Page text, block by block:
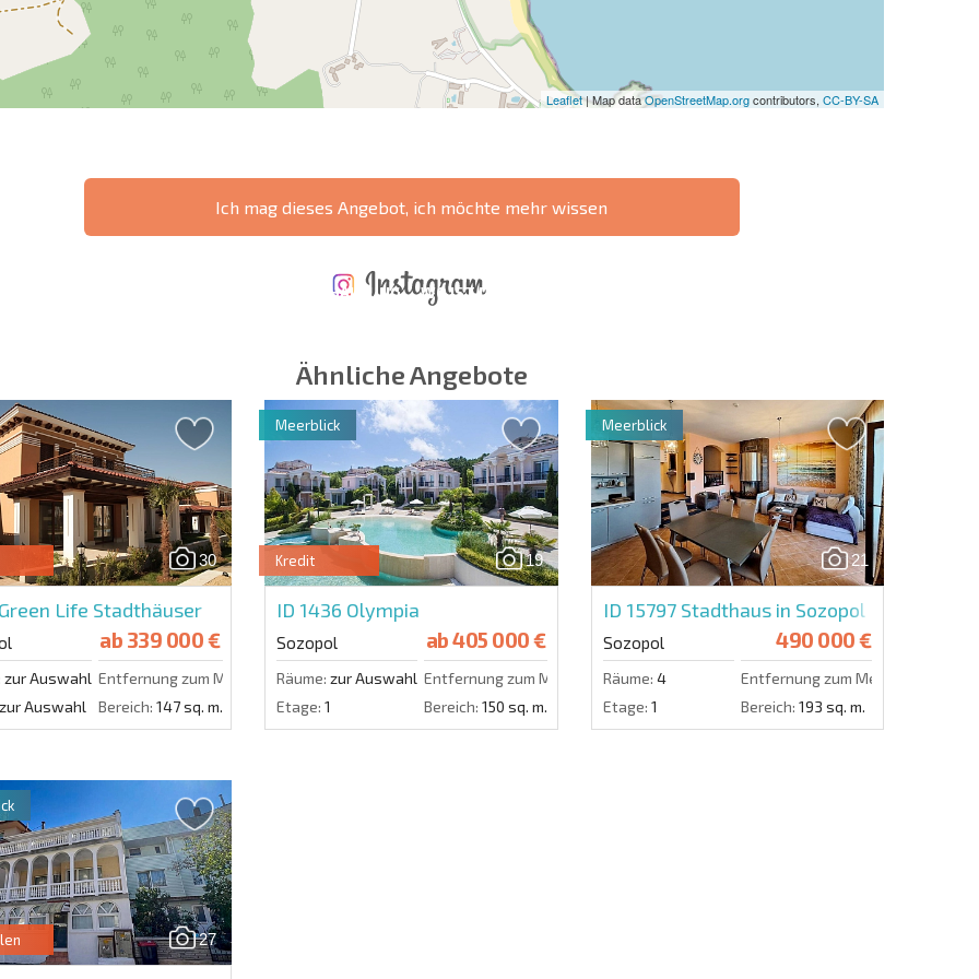
Leaflet| Map dataOpenStreetMap.orgcontributors, CC-BY-SA
Ich mag dieses Angebot, ich möchte mehr wissen
Felder
Newsletter abonnieren | Durch Anklicken des Buttons stimmen Sie der
Nutzung Ihrer Daten zu.
Eine Nachricht schicken
INSTANDHALTUNG
WO IST DIE 6%-
Ähnliche Angebote
30
Green Life Stadthäuser
ab 339 000 €
zur Auswahl Entfernung zum Meer:
500 m.
zur Auswahl Bereich: 147 sq. m.
19
Kredit
ID 1436 Olympia
Sozopol ab405 000 €
Räume: zur Auswahl Entfernung zum Meer:
50 m.
Etage: 1 Bereich: 150 sq. m.
Meerblick
21
ID 15797 Stadthaus in Sozopol
Sozopol 490 000 €
Räume: 4 Entfernung zum Meer:
Etage: 1 Bereich: 193 sq. m.
Meerblick
27